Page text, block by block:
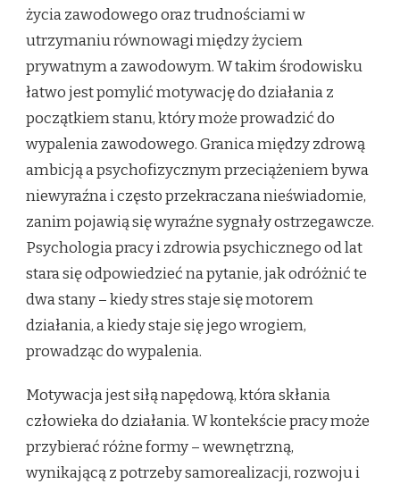
życia zawodowego oraz trudnościami w
utrzymaniu równowagi między życiem
prywatnym a zawodowym. W takim środowisku
łatwo jest pomylić motywację do działania z
początkiem stanu, który może prowadzić do
wypalenia zawodowego. Granica między zdrową
ambicją a psychofizycznym przeciążeniem bywa
niewyraźna i często przekraczana nieświadomie,
zanim pojawią się wyraźne sygnały ostrzegawcze.
Psychologia pracy i zdrowia psychicznego od lat
stara się odpowiedzieć na pytanie, jak odróżnić te
dwa stany – kiedy stres staje się motorem
działania, a kiedy staje się jego wrogiem,
prowadząc do wypalenia.
Motywacja jest siłą napędową, która skłania
człowieka do działania. W kontekście pracy może
przybierać różne formy – wewnętrzną,
wynikającą z potrzeby samorealizacji, rozwoju i